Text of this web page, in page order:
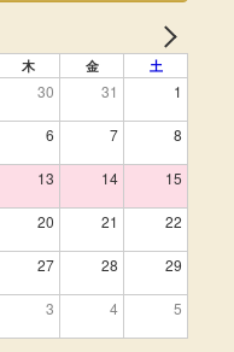
木 金 土
30 31 1
6 7 8
13 14 15
20 21 22
27 28 29
3 4 5